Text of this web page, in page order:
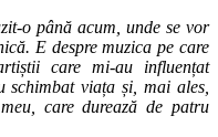
o până acum, unde se vor
E despre muzica pe care
care mi-au influențat
schimbat viața și, mai ales,
care durează de patru